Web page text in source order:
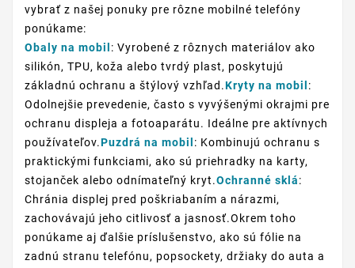
vybrať z našej ponuky pre rôzne mobilné telefóny
ponúkame:
Obaly na mobil : Vyrobené z rôznych materiálov ako
silikón, TPU, koža alebo tvrdý plast, poskytujú
základnú ochranu a štýlový vzhľad.Kryty na mobil :
Odolnejšie prevedenie, často s vyvýšenými okrajmi pre
ochranu displeja a fotoaparátu. Ideálne pre aktívnych
používateľov.Puzdrá na mobil : Kombinujú ochranu s
praktickými funkciami, ako sú priehradky na karty,
stojanček alebo odnímateľný kryt.Ochranné sklá:
Chránia displej pred poškriabaním a nárazmi,
zachovávajú jeho citlivosť a jasnosť.Okrem toho
ponúkame aj ďalšie príslušenstvo, ako sú fólie na
zadnú stranu telefónu, popsockety, držiaky do auta a